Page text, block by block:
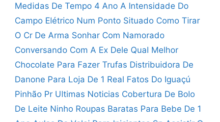
Medidas De Tempo 4 Ano A Intensidade Do
Campo Elétrico Num Ponto Situado Como Tirar
O Cr De Arma Sonhar Com Namorado
Conversando Com A Ex Dele Qual Melhor
Chocolate Para Fazer Trufas Distribuidora De
Danone Para Loja De 1 Real Fatos Do Iguaçú
Pinhão Pr Ultimas Noticias Cobertura De Bolo
De Leite Ninho Roupas Baratas Para Bebe De 1